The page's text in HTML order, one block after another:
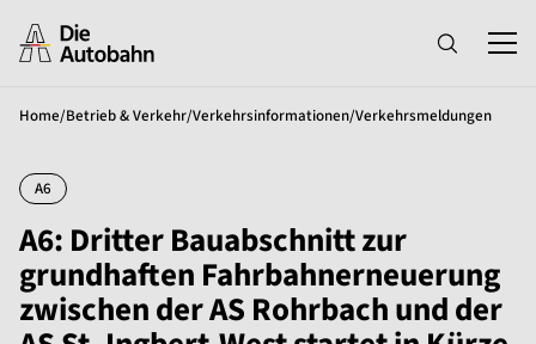
Home/Betrieb & Verkehr/Verkehrsinformationen/Verkehrsmeldungen
A6
A6: Dritter Bauabschnitt zur
grundhaften Fahrbahnerneuerung
zwischen der AS Rohrbach und der